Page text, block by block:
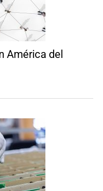
América del